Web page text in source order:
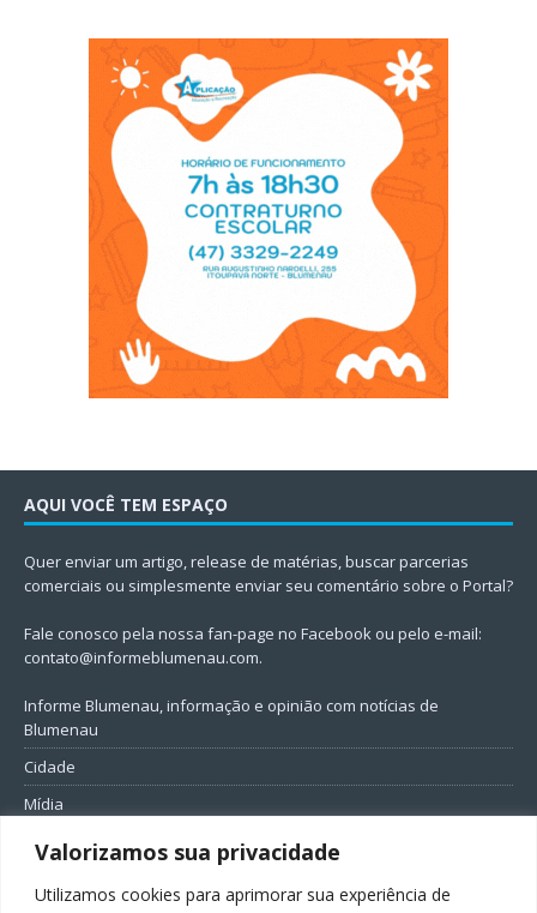
Valorizamos sua privacidade
Utilizamos cookies para aprimorar sua experiência de
AQUI VOCÊ TEM ESPAÇO
Quer enviar um artigo, release de matérias, buscar parcerias
comerciais ou simplesmente enviar seu comentário sobre o Portal?
Fale conosco pela nossa fan-page no Facebook ou pelo e-mail:
contato@informeblumenau.com.
Informe Blumenau, informação e opinião com notícias de
Blumenau
Cidade
Mídia
Entretenimento